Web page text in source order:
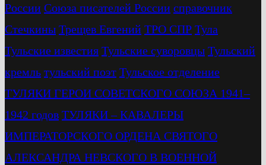
России Союза писателей России справочник
Стечкины Трещев Евгений ТРО СПР Тула
Тульские известия Тульские суворовцы Тульский
кремль тульский поэт Тульское отделение
ТУЛЯКИ ГЕРОИ СОВЕТСКОГО СОЮЗА 1941–
1942 годов ТУЛЯКИ – КАВАЛЕРЫ
ИМПЕРАТОРСКОГО ОРДЕНА СВЯТОГО
АЛЕКСАНДРА НЕВСКОГО В ВОЕННОЙ